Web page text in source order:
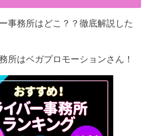
事務所はどこ？？徹底解説した
所はベガプロモーションさん！